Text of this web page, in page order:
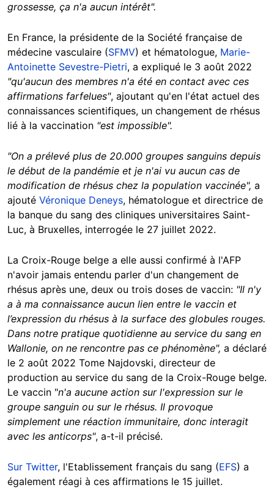
grossesse, ça n'a aucun intérêt".
En France, la présidente de la Société française de
médecine vasculaire (SFMV) et hématologue, Marie-
Antoinette Sevestre-Pietri, a expliqué le 3 août 2022
"qu'aucun des membres n'a été en contact avec ces
affirmations farfelues", ajoutant qu'en l'état actuel des
connaissances scientifiques, un changement de rhésus
lié à la vaccination "est impossible".
"On a prélevé plus de 20.000 groupes sanguins depuis
le début de la pandémie et je n'ai vu aucun cas de
modification de rhésus chez la population vaccinée", a
ajouté Véronique Deneys, hématologue et directrice de
la banque du sang des cliniques universitaires Saint-
Luc, à Bruxelles, interrogée le 27 juillet 2022.
La Croix-Rouge belge a elle aussi confirmé à l'AFP
n'avoir jamais entendu parler d'un changement de
rhésus après une, deux ou trois doses de vaccin: "Il n'y
a à ma connaissance aucun lien entre le vaccin et
l’expression du rhésus à la surface des globules rouges.
Dans notre pratique quotidienne au service du sang en
Wallonie, on ne rencontre pas ce phénomène", a déclaré
le 2 août 2022 Tome Najdovski, directeur de
production au service du sang de la Croix-Rouge belge.
Le vaccin "n'a aucune action sur l'expression sur le
groupe sanguin ou sur le rhésus. Il provoque
simplement une réaction immunitaire, donc interagit
avec les anticorps", a-t-il précisé.
Sur Twitter, l'Etablissement français du sang (EFS) a
également réagi à ces affirmations le 15 juillet.